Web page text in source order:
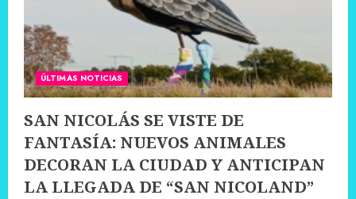
ÚLTIMAS NOTICIAS
SAN NICOLÁS SE VISTE DE
FANTASÍA: NUEVOS ANIMALES
DECORAN LA CIUDAD Y ANTICIPAN
LA LLEGADA DE “SAN NICOLAND”